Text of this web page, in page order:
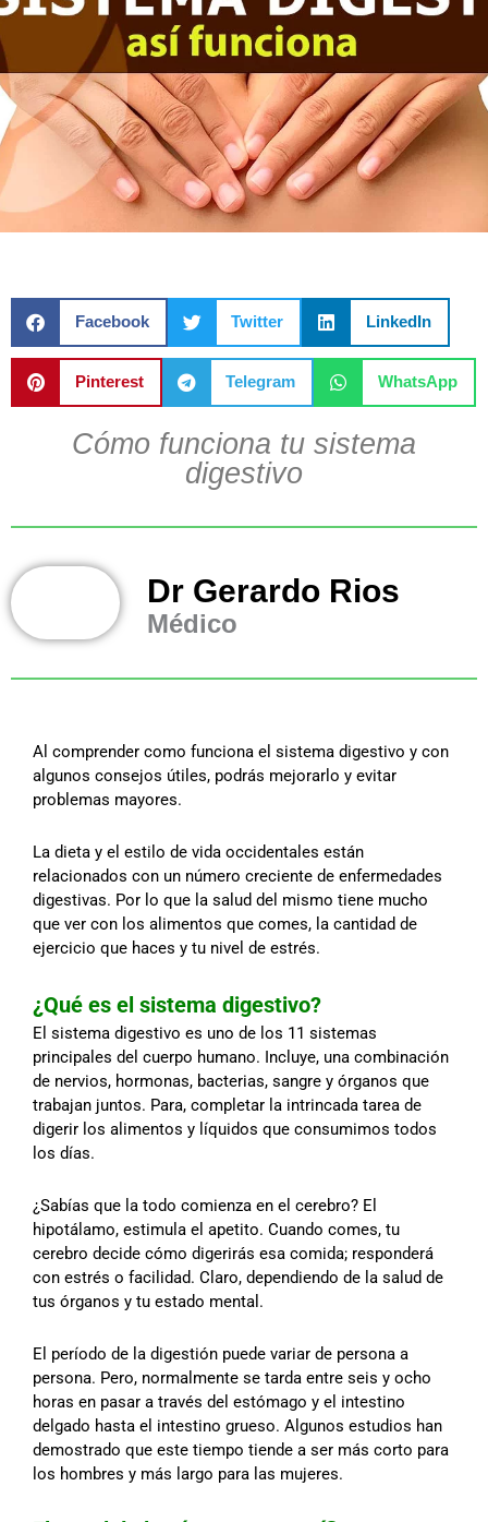
Facebook Twitter LinkedIn
Pinterest Telegram WhatsApp
Cómo funciona tu sistema
digestivo
Dr Gerardo Rios
Médico
Al comprender como funciona el sistema digestivo y con
algunos consejos útiles, podrás mejorarlo y evitar
problemas mayores.
La dieta y el estilo de vida occidentales están
relacionados con un número creciente de enfermedades
digestivas. Por lo que la salud del mismo tiene mucho
que ver con los alimentos que comes, la cantidad de
ejercicio que haces y tu nivel de estrés.
¿Qué es el sistema digestivo?
El sistema digestivo es uno de los 11 sistemas
principales del cuerpo humano. Incluye, una combinación
de nervios, hormonas, bacterias, sangre y órganos que
trabajan juntos. Para, completar la intrincada tarea de
digerir los alimentos y líquidos que consumimos todos
los días.
¿Sabías que la todo comienza en el cerebro? El
hipotálamo, estimula el apetito. Cuando comes, tu
cerebro decide cómo digerirás esa comida; responderá
con estrés o facilidad. Claro, dependiendo de la salud de
tus órganos y tu estado mental.
El período de la digestión puede variar de persona a
persona. Pero, normalmente se tarda entre seis y ocho
horas en pasar a través del estómago y el intestino
delgado hasta el intestino grueso. Algunos estudios han
demostrado que este tiempo tiende a ser más corto para
los hombres y más largo para las mujeres.